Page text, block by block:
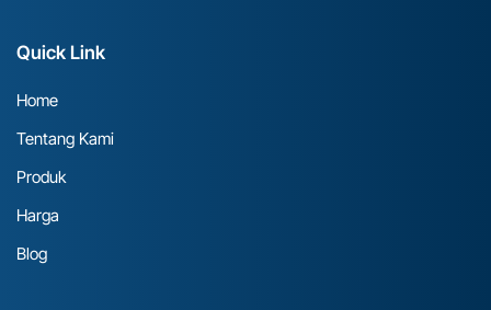
Quick Link
Home
Tentang Kami
Produk
Harga
Blog